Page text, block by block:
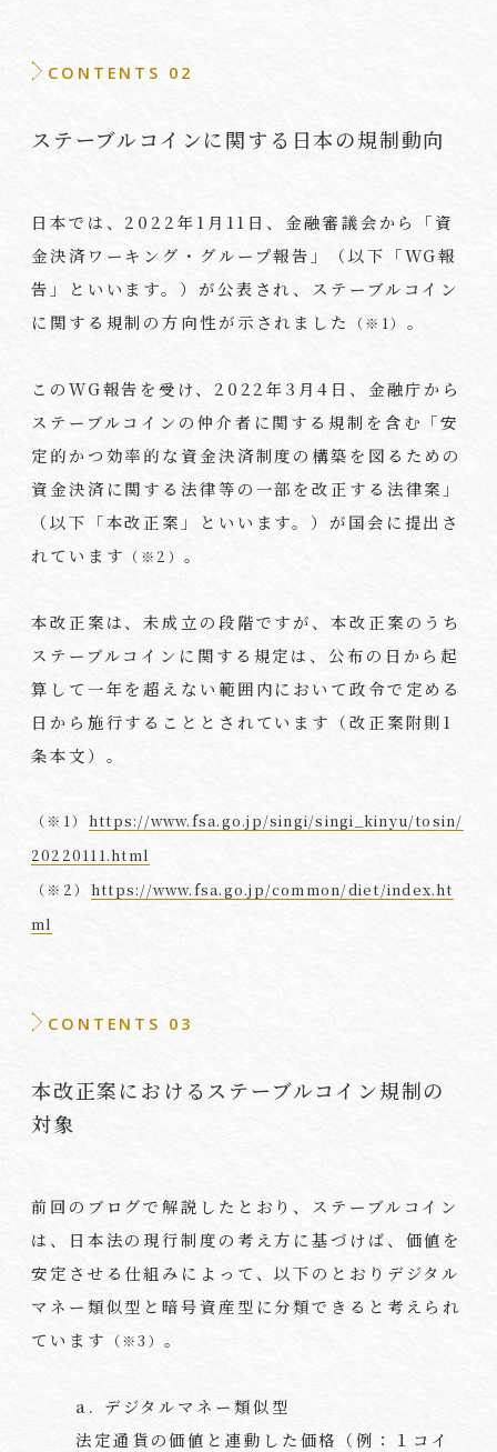
CONTENTS 02
ステーブルコインに関する日本の規制動向
日本では、 2022年1 月 11 日、金融審議会から「資
金決済ワーキング・グループ報告」（以下「WG報
告」といいます。）が公表され、ステーブルコイン
に関する規制の方向性が示されました
（※1） 。
このWG報告を受け、 2022年3 月4 日、金融庁から
ステーブルコインの仲介者に関する規制を含む「安
定的かつ効率的な資金決済制度の構築を図るための
資金決済に関する法律等の一部を改正する法律案」
（以下「本改正案」といいます。）が国会に提出さ
れています （※2）。
本改正案は、未成立の段階ですが、本改正案のうち
ステーブルコインに関する規定は、公布の日から起
算して一年を超えない範囲内において政令で定める
日から施行することとされています（改正案附則1
条本文）。
（※1） https://www.fsa.go.jp/singi/singi_kinyu/tosin/
20220111.html
（※2） https://www.fsa.go.jp/common/diet/index.ht
ml
CONTENTS 03
本改正案におけるステーブルコイン規制の
対象
前回のブログで解説したとおり、ステーブルコイン
は、日本法の現行制度の考え方に基づけば、価値を
安定させる仕組みによって、以下のとおりデジタル
マネー類似型と暗号資産型に分類できると考えられ
ています
（※3）。
a. デジタルマネー類似型
法定通貨の価値と連動した価格（例：１コイ